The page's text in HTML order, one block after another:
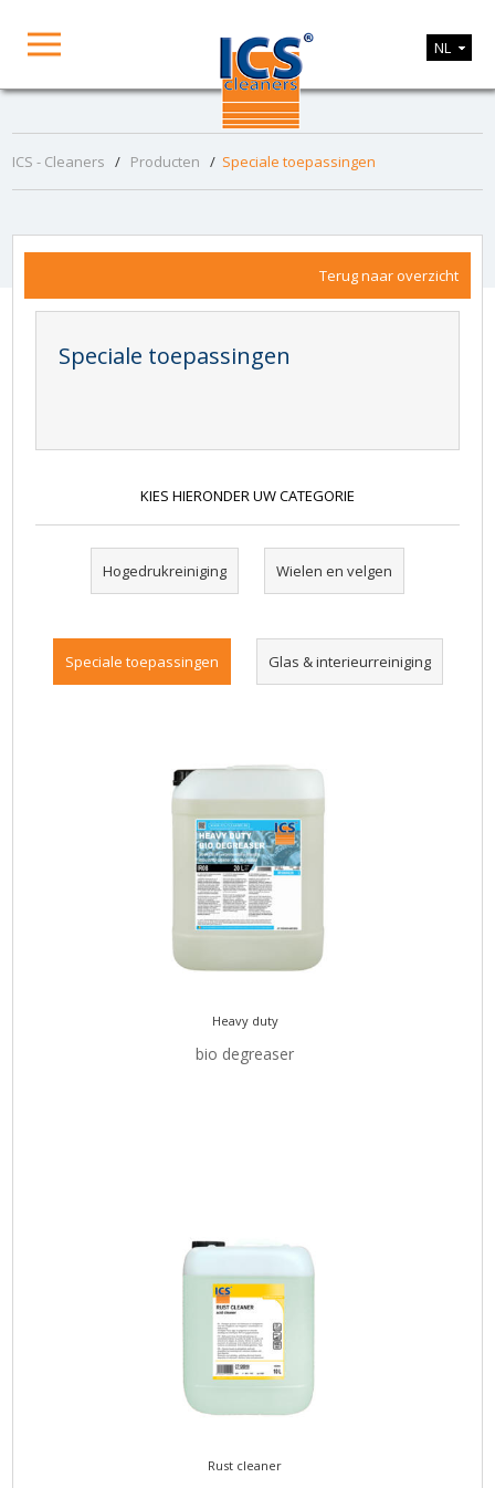
NL
ICS - Cleaners / Producten / Speciale toepassingen
Terug naar overzicht
Speciale toepassingen
KIES HIERONDER UW CATEGORIE
Hogedrukreiniging Wielen en velgen
Speciale toepassingen Glas & interieurreiniging
Heavy duty
bio degreaser
Rust cleaner